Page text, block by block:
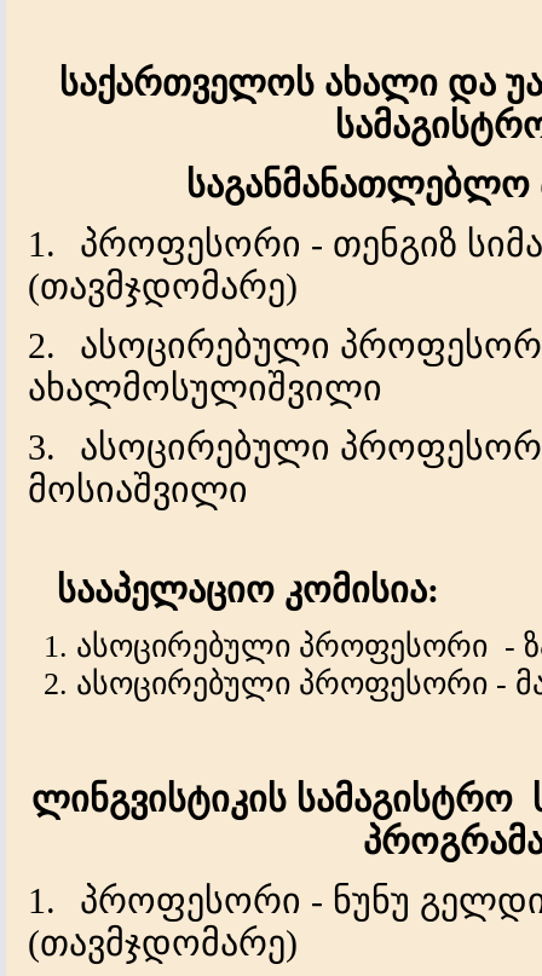
საქართველოს ახალი და
საგანმანათლებლო
1.
პროფესორი - თენგიზ
(თავმჯდომარე)
2.
ასოცირებული
ახალმოსულიშვილი
3.
ასოცირებული
მოსიაშვილი
სააპელაციო კომისია:
ასოცირებული პროფესორი -
ასოცირებული პროფესორი -
ლინგვისტიკის სამაგისტრო
1.
პროფესორი - ნუნუ
(თავმჯდომარე)